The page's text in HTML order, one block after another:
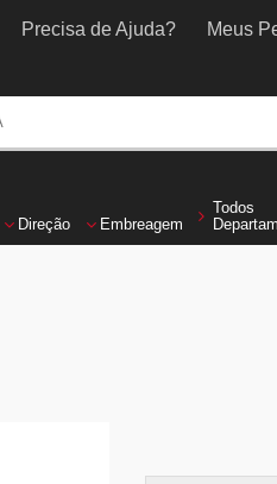
Precisa de Ajuda? Meus
Direção Embreagem
Todos